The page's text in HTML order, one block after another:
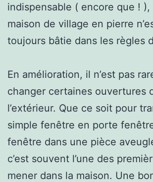
indispensable ( encore que ! ),
maison de village en pierre
toujours bâtie dans les règles
En amélioration, il n’est pas
changer certaines ouvertures
l’extérieur. Que ce soit pour
simple fenêtre en porte
fenêtre dans une pièce
c’est souvent l’une des
mener dans la maison. Une